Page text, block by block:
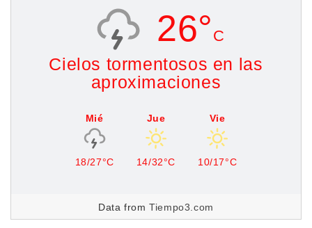
26° C
Cielos tormentosos en las
aproximaciones
Mié
18/27°C
Jue
14/32°C
Vie
10/17°C
Data fromTiempo3.com